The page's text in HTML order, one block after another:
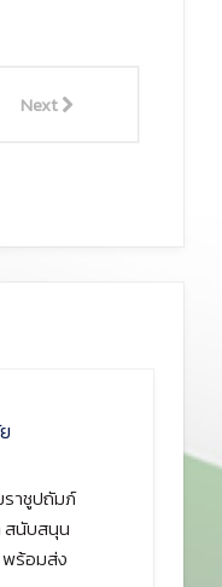
Next
ราชูปถัมภ์
สนับสนุน
พร้อมส่ง